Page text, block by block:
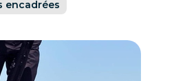
encadrées